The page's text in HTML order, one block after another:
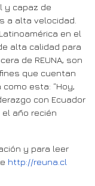
y capaz de
a alta velocidad.
en el
alta calidad para
de REUNA, son
que cuentan
esta: “Hoy,
con Ecuador
año recién
y para leer
http://reuna.cl